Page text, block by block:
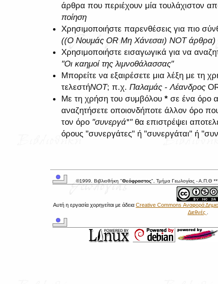
άρθρα που περιέχουν μία τουλάχιστον
ποίηση
Χρησιμοποιήστε παρενθέσεις για πιο
((Ο Νουμάς OR Μη Χάνεσαι) NOT άρθρα)
Χρησιμοποιήστε εισαγωγικά για να
"Οι καημοί της λιμνοθάλασσας"
Μπορείτε να εξαιρέσετε μια λέξη με τη
τελεστήNOT; π.χ. Παλαμάς - Λέανδρος
Με τη χρήση του συμβόλου * σε ένα όρο
αναζητήσετε οποιονδήποτε άλλον όρο
τον όρο "συνεργά*"θα επιστρέψει
όρους "συνεργάτες" ή "συνεργάται" ή
©1999. Βιβλιοθήκη "Θεόφραστος", Τμήμα Γεωλογίας - Α.Π.Θ
Αυτή η εργασία χορηγείται με άδεια Creative Commons Αναφορά
Διεθνές